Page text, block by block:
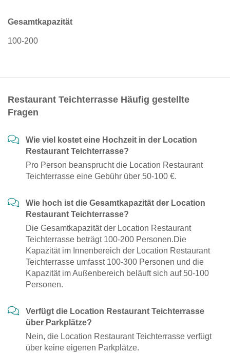
Gesamtkapazität
100-200
Restaurant Teichterrasse Häufig gestellte
Fragen
Wie viel kostet eine Hochzeit in der Location
Restaurant Teichterrasse?
Pro Person beansprucht die Location Restaurant
Teichterrasse eine Gebühr über 50-100 €.
Wie hoch ist die Gesamtkapazität der Location
Restaurant Teichterrasse?
Die Gesamtkapazität der Location Restaurant
Teichterrasse beträgt 100-200 Personen.Die
Kapazität im Innenbereich der Location Restaurant
Teichterrasse umfasst 100-300 Personen und die
Kapazität im Außenbereich beläuft sich auf 50-100
Personen.
Verfügt die Location Restaurant Teichterrasse
über Parkplätze?
Nein, die Location Restaurant Teichterrasse verfügt
über keine eigenen Parkplätze.